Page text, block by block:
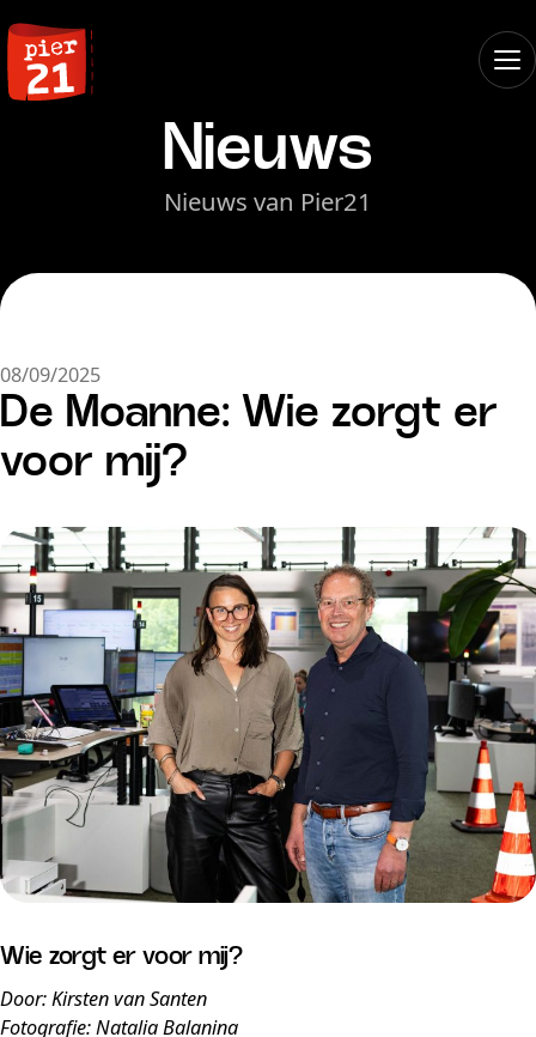
Nieuws
Nieuws van Pier21
08/09/2025
De Moanne: Wie zorgt er
voor mij?
Wie zorgt er voor mij?
Door: Kirsten van Santen
Fotografie: Natalia Balanina